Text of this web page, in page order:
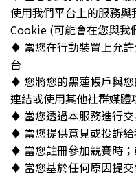
使用我們平台上的服務
Cookie (可能會在您與我
♦︎ 當您在行動裝置上允
台
♦︎ 您將您的黑蓮帳戶與
連結或使用其他社群媒
♦︎ 當您透過本服務進行
♦︎ 當您提供意見或投訴
♦︎ 當您註冊參加競賽時
♦︎ 當您基於任何原因提交